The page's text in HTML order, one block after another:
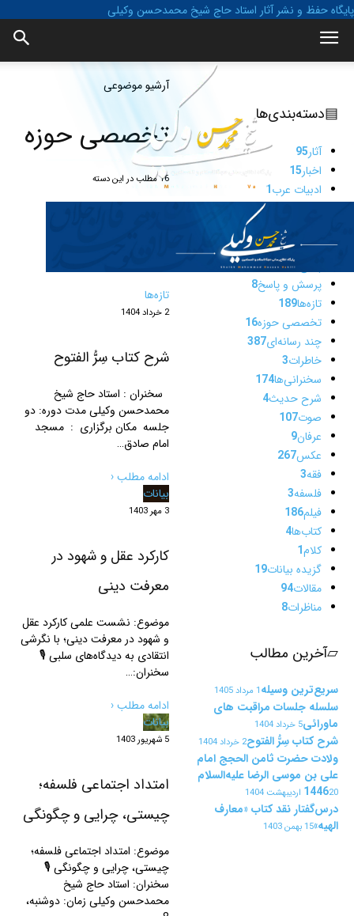
پایگاه حفظ و نشر آثار استاد حاج شیخ محمدحسن وکیلی
▤دسته‌بندی‌ها
آثار95
اخبار15
ادبیات عرب1
5
بیانات 171
پاسخ به شبهات14
پرسش و پاسخ8
تازه‌ها189
تخصصی حوزه16
چند رسانه‌ای387
خاطرات3
سخنرانی‌ها174
شرح حدیث4
صوت107
عرفان9
عکس267
فقه3
فلسفه3
فیلم186
کتاب‌ها4
کلام1
گزیده بیانات19
مقالات94
مناظرات8
▱آخرین مطالب
سریع‌ترین وسیله1 مرداد 1405
سلسله جلسات مراقبت های
ماورائی5 خرداد 1404
شرح کتاب سِرُّ الفتوح2 خرداد 1404
ولادت حضرت ثامن الحجج امام
علی بن موسی الرضا علیه‌السلام
144620 اردیبهشت 1404
درس‌گفتار نقد کتاب «معارف
الهیه»15 بهمن 1403
آرشیو موضوعی
تخصصی حوزه
16 مطلب در این دسته
تازه‌ها
2 خرداد 1404
شرح کتاب سِرُّ الفتوح
سخنران : استاد حاج شیخ
محمدحسن وکیلی مدت دوره: دو
جلسه مکان برگزاری : مسجد
امام صادق…
ادامه مطلب ‹
بیانات
3 مهر 1403
کارکرد عقل و شهود در
معرفت دینی
موضوع: نشست علمی کارکرد عقل
و شهود در معرفت دینی؛ با نگرشی
انتقادی به دیدگاه‌های سلبی 🎙
سخنران:…
ادامه مطلب ‹
بیانات
5 شهریور 1403
امتداد اجتماعی فلسفه؛
چیستی، چرایی و چگونگی
موضوع: امتداد اجتماعی فلسفه؛
چیستی، چرایی و چگونگی 🎙
سخنران: استاد حاج شیخ
محمدحسن وکیلی زمان: دوشنبه،